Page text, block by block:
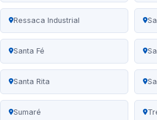
Ressaca Industrial
Santa Fé
Santa Rita
Sumaré